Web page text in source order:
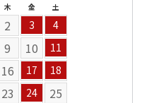
木 金 土
2 3 4
9 10 11
16 17 18
23 24
25